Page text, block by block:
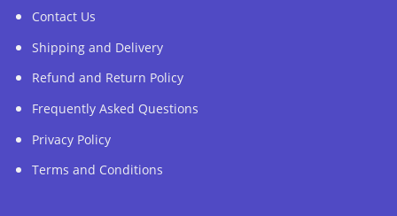
Contact Us
Shipping and Delivery
Refund and Return Policy
Frequently Asked Questions
Privacy Policy
Terms and Conditions